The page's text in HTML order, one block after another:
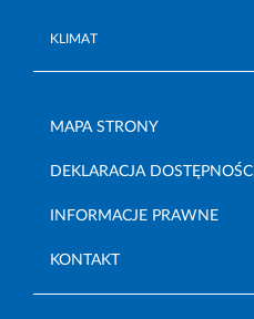
KLIMAT
MAPA STRONY
DEKLARACJA DOSTĘPNOŚCI
INFORMACJE PRAWNE
KONTAKT